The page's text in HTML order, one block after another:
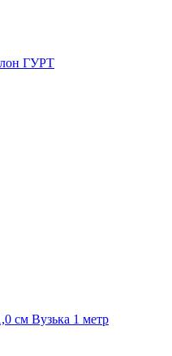
ГУРТ
см Вузька 1 метр